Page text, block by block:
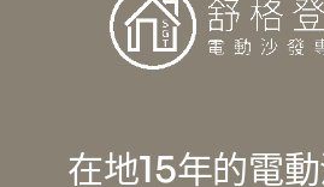
在地15年的電